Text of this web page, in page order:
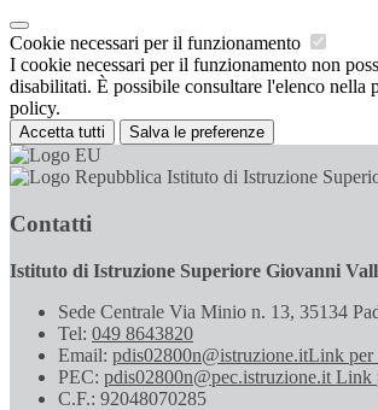
Cookie necessari per il funzionamento
I cookie necessari per il funzionamento non
disabilitati. È possibile consultare l'elenco nella
policy.
Accetta tutti Salva le preferenze
Istituto di Istruzione
Contatti
Istituto di Istruzione Superiore Giovanni
Sede Centrale Via Minio n. 13, 35134
Tel: 049 8643820
Email: pdis02800n@istruzione.itLink per
PEC: pdis02800n@pec.istruzione.it Link
C.F.: 92048070285